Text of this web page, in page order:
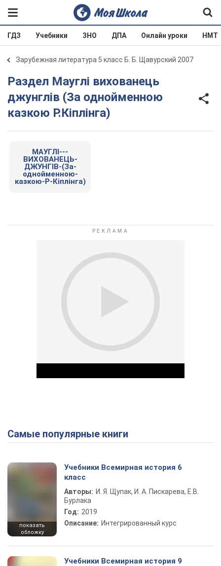
ГДЗ Учебники ЗНО ДПА Онлайн уроки НМТ
Зарубежная литература 5 класс Б. Б. Щавурский 2007
Раздел Мауглі вихованець
джунглів (За однойменною
казкою Р.Кіплінга)
МАУГЛІ---
ВИХОВАНЕЦЬ-
ДЖУНГІВ-(За-
однойменною-
казкою-Р-Кіплінга)
Play Video
Самые популярные книги
показать
обложку
Учебники Всемирная история 6
класс
Авторы: И. Я. Щупак, И. А. Пискарева, Е.В.
Бурлака
Год: 2019
Описание: Интегрированный курс
Учебники Всемирная история 9